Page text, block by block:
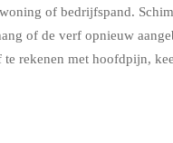
of bedrijfspand.
of de verf opnieuw
rekenen met hoofdpijn,